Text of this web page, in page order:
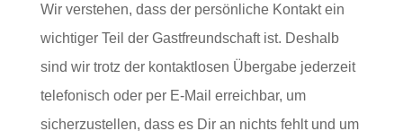
Wir verstehen, dass der persönliche Kontakt ein
wichtiger Teil der Gastfreundschaft ist. Deshalb
sind wir trotz der kontaktlosen Übergabe jederzeit
telefonisch oder per E-Mail erreichbar, um
sicherzustellen, dass es Dir an nichts fehlt und um